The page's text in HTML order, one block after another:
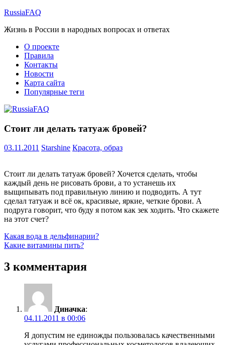
Перейти
содержимому
RussiaFAQ
Жизнь в России в народных вопросах и ответах
О проекте
Правила
Контакты
Новости
Карта сайта
Популярные теги
Стоит ли делать татуаж бровей?
03.11.2011 Starshine Красота, образ
Стоит ли делать татуаж бровей? Хочется сделать, чтобы
каждый день не рисовать брови, а то устанешь их
выщипывать под правильную линию и подводить. А тут
сделал татуаж и всё ок, красивые, яркие, четкие брови. А
подруга говорит, что буду я потом как зек ходить. Что скажете
на этот счет?
Навигация
по
записям
Предыдущая
запись:
Какая вода в дельфинарии?
Следующая
Какие витамины пить?
3 комментария
Диначка:
04.11.2011 в 00:06
Я допустим не единожды пользовалась качественными